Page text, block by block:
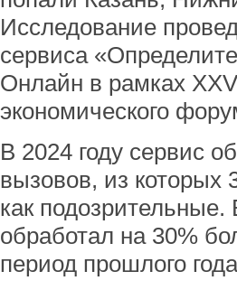
Исследование
сервиса
Онлайн в рамках
экономического
В 2024 году сервис
вызовов, из
как
обработал на 30%
период прошлого